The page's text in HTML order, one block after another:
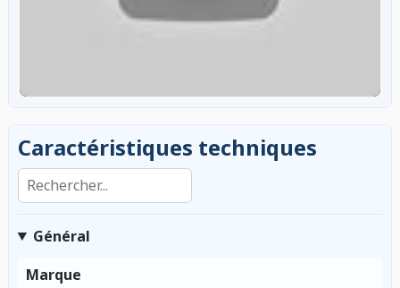
Caractéristiques techniques
Rechercher dans les caractéristiques
Général
Marque